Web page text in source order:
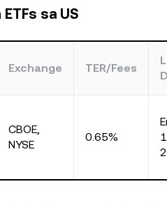
sa US
Exchange TER/Fees
CBOE,
NYSE
0.65%